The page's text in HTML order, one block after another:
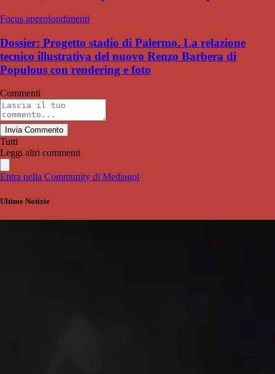
Focus approfondimenti
Dossier: Progetto stadio di Palermo. La relazione
tecnico illustrativa del nuovo Renzo Barbera di
Populous con rendering e foto
Commenti
Invia Commento
Tutti
Leggi altri commenti
Entra nella Community di Mediagol
Ultime Notizie